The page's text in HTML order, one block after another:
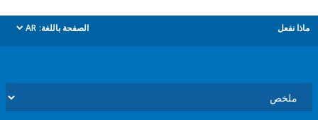
الصفحة باللغة: AR
dropdown